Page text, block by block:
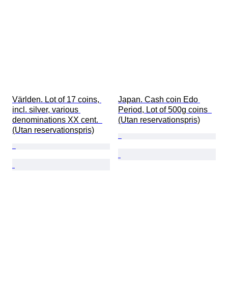
Världen. Lot of 17 coins,
incl. silver, various
denominations XX cent.
(Utan reservationspris)
Japan. Cash coin Edo
Period, Lot of 500g coins
(Utan reservationspris)